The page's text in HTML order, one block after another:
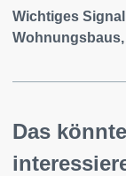
Wichtiges
Das